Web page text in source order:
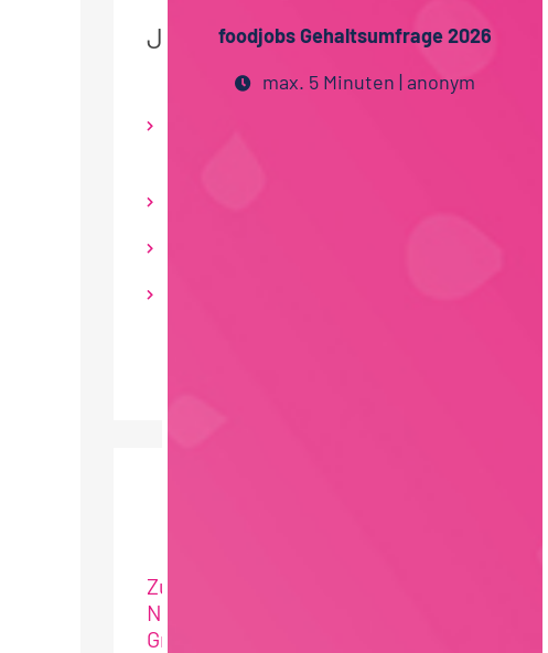
JOB DETAILS
Trockenprodukte /
Zum Profil: Glanbia
Nutritionals Deutschland
GmbH
foodjobs Gehaltsumfrage 2026
max. 5 Minuten | anonym